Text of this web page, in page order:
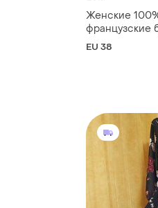
Женские
французские
44-46 lola
EU 38